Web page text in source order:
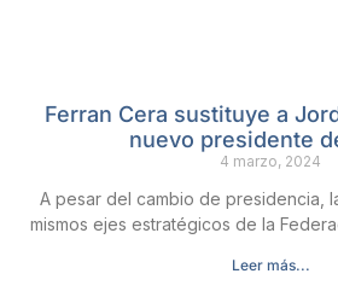
Ferran Cera sustituye a
nuevo presidente
4 marzo, 2024
A pesar del cambio de presidencia,
mismos ejes estratégicos de la
Leer más...